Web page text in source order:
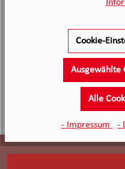
Frank S., Kunde von
Cookie-
Ausgewählte
Alle
- Impressum -